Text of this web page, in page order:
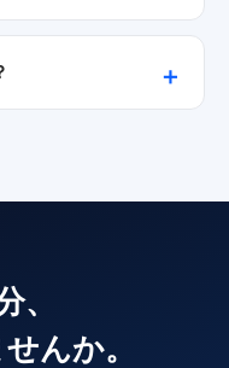
、
んか。